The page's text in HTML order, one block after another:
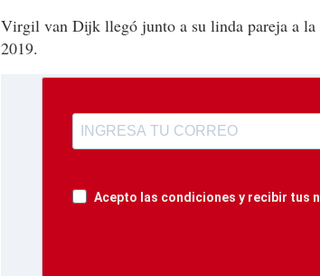
Virgil van Dijk llegó junto a su linda pareja a la
2019.
Acepto las condiciones y recibir tus